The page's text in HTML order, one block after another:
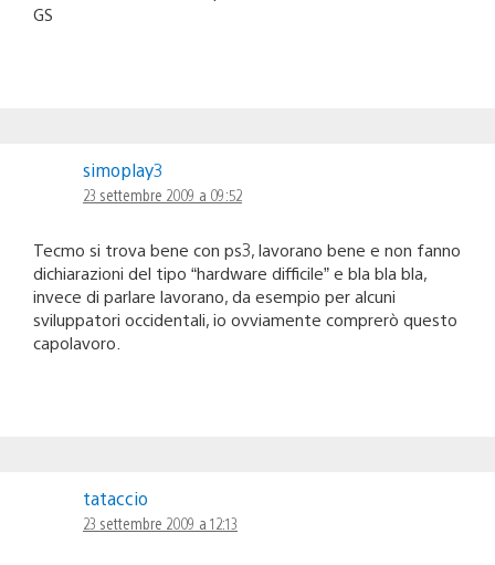
GS
simoplay3
23 settembre 2009 a 09:52
Tecmo si trova bene con ps3, lavorano bene e non fanno
dichiarazioni del tipo “hardware difficile” e bla bla bla,
invece di parlare lavorano, da esempio per alcuni
sviluppatori occidentali, io ovviamente comprerò questo
capolavoro.
tataccio
23 settembre 2009 a 12:13